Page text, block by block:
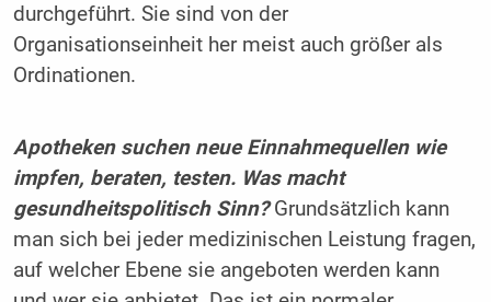
durchgeführt. Sie sind von der
Organisationseinheit her meist auch größer als
Ordinationen.
Apotheken suchen neue Einnahmequellen wie
impfen, beraten, testen. Was macht
gesundheitspolitisch Sinn?Grundsätzlich kann
man sich bei jeder medizinischen Leistung fragen,
auf welcher Ebene sie angeboten werden kann